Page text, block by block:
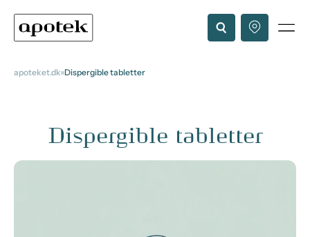
apoteket.dk Dispergible tabletter
Dispergible tabletter